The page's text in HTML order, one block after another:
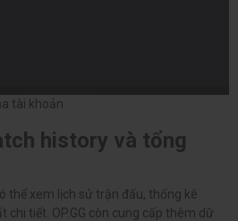
tài khoản
history và tổng
thể xem lịch sử trận đấu, thống kê
chi tiết. OP.GG còn cung cấp thêm dữ